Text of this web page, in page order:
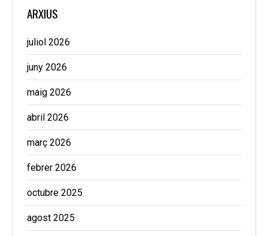
ARXIUS
juliol 2026
juny 2026
maig 2026
abril 2026
març 2026
febrer 2026
octubre 2025
agost 2025